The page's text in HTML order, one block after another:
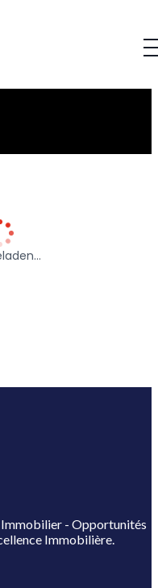
Immobilier - Opportunités
Immobilière.